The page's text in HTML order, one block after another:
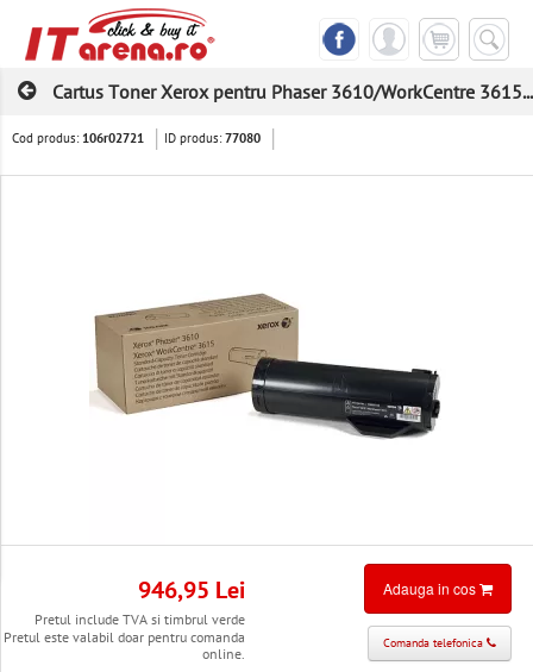
Cartus Toner Xerox pentru Phaser 3610/WorkCentre 3615...
Cod produs: 106r02721 ID produs:77080
946,95 Lei
Pretul include TVA si timbrul verde
Pretul este valabil doar pentru comanda
online.
Adauga in cos
Comanda telefonica